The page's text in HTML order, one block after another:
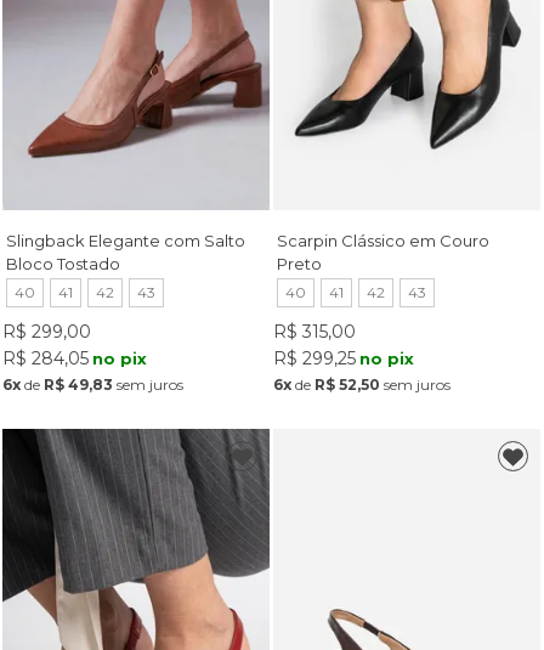
Slingback Elegante com Salto
Bloco Tostado
40 41 42 43
R$ 299,00
R$ 284,05 no pix
6xde R$ 49,83 sem juros
Scarpin Clássico em Couro
Preto
40 41 42 43
R$ 315,00
R$ 299,25 no pix
6x de R$ 52,50 sem juros